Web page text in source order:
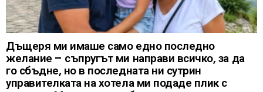
Дъщеря ми имаше само едно последно
желание – съпругът ми направи всичко, за да
го сбъдне, но в последната ни сутрин
управителката на хотела ми подаде плик с